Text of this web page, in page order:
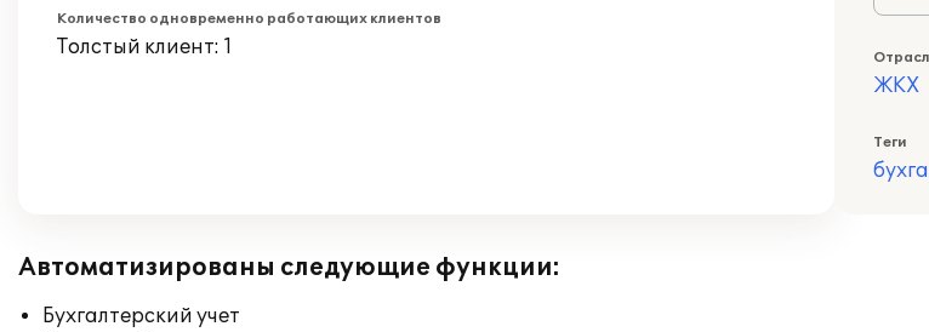
Количество одновременно работающих клиентов
Толстый клиент: 1
ЖКХ
Теги
Автоматизированы следующие функции:
Бухгалтерский учет